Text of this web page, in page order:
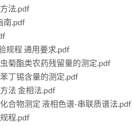
法.pdf
南.pdf
规程 通用要求.pdf
菊酯类农药残留量的测定.pdf
丁锡含量的测定.pdf
法 金相法.pdf
合物测定 液相色谱-串联质谱法.pdf
程.pdf